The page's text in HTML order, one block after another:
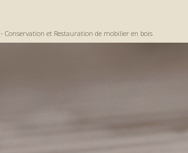
- Conservation et Restauration de mobilier en bois